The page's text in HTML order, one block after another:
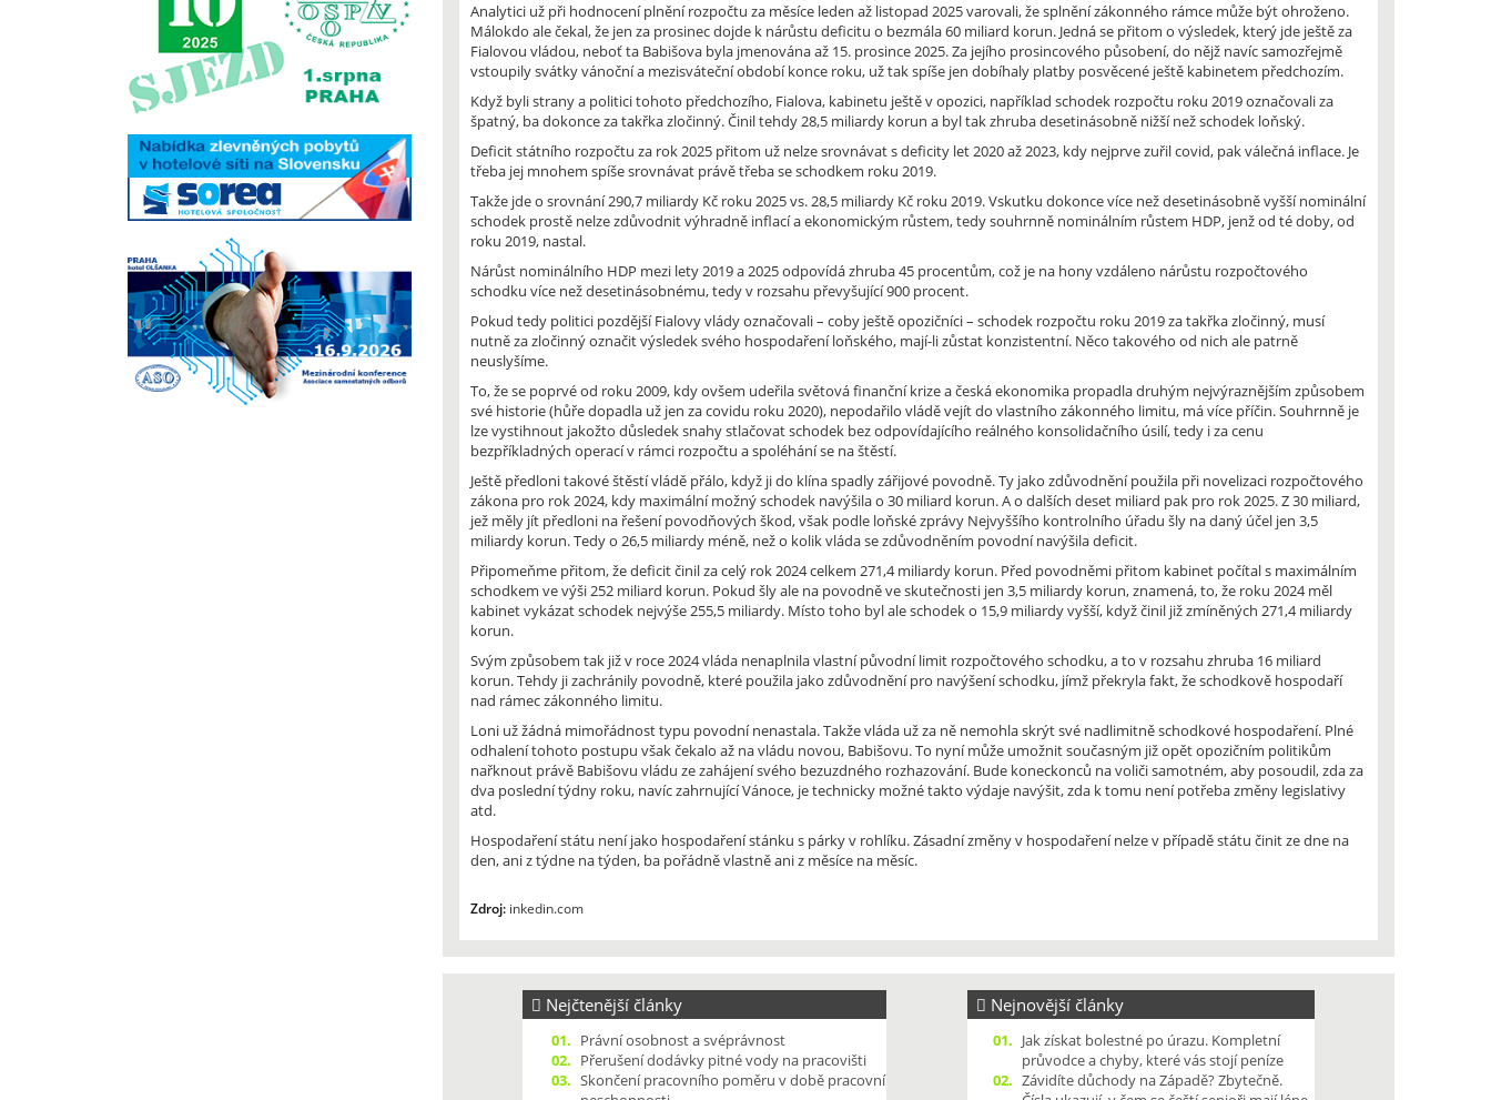
Analytici už při hodnocení plnění rozpočtu za měsíce leden až listopad 2025 varovali, že splnění zákonného rámce může být ohroženo.
Málokdo ale čekal, že jen za prosinec dojde k nárůstu deficitu o bezmála 60 miliard korun. Jedná se přitom o výsledek, který jde ještě za
Fialovou vládou, neboť ta Babišova byla jmenována až 15. prosince 2025. Za jejího prosincového působení, do nějž navíc samozřejmě
vstoupily svátky vánoční a mezisváteční období konce roku, už tak spíše jen dobíhaly platby posvěcené ještě kabinetem předchozím.
Když byli strany a politici tohoto předchozího, Fialova, kabinetu ještě v opozici, například schodek rozpočtu roku 2019 označovali za
špatný, ba dokonce za takřka zločinný. Činil tehdy 28,5 miliardy korun a byl tak zhruba desetinásobně nižší než schodek loňský.
Deficit státního rozpočtu za rok 2025 přitom už nelze srovnávat s deficity let 2020 až 2023, kdy nejprve zuřil covid, pak válečná inflace. Je
třeba jej mnohem spíše srovnávat právě třeba se schodkem roku 2019.
Takže jde o srovnání 290,7 miliardy Kč roku 2025 vs. 28,5 miliardy Kč roku 2019. Vskutku dokonce více než desetinásobně vyšší nominální
schodek prostě nelze zdůvodnit výhradně inflací a ekonomickým růstem, tedy souhrnně nominálním růstem HDP, jenž od té doby, od
roku 2019, nastal.
Nárůst nominálního HDP mezi lety 2019 a 2025 odpovídá zhruba 45 procentům, což je na hony vzdáleno nárůstu rozpočtového
schodku více než desetinásobnému, tedy v rozsahu převyšující 900 procent.
Pokud tedy politici pozdější Fialovy vlády označovali – coby ještě opozičníci – schodek rozpočtu roku 2019 za takřka zločinný, musí
nutně za zločinný označit výsledek svého hospodaření loňského, mají-li zůstat konzistentní. Něco takového od nich ale patrně
neuslyšíme.
To, že se poprvé od roku 2009, kdy ovšem udeřila světová finanční krize a česká ekonomika propadla druhým nejvýraznějším způsobem
své historie (hůře dopadla už jen za covidu roku 2020), nepodařilo vládě vejít do vlastního zákonného limitu, má více příčin. Souhrnně je
lze vystihnout jakožto důsledek snahy stlačovat schodek bez odpovídajícího reálného konsolidačního úsilí, tedy i za cenu
bezpříkladných operací v rámci rozpočtu a spoléhání se na štěstí.
Ještě předloni takové štěstí vládě přálo, když ji do klína spadly zářijové povodně. Ty jako zdůvodnění použila při novelizaci rozpočtového
zákona pro rok 2024, kdy maximální možný schodek navýšila o 30 miliard korun. A o dalších deset miliard pak pro rok 2025. Z 30 miliard,
jež měly jít předloni na řešení povodňových škod, však podle loňské zprávy Nejvyššího kontrolního úřadu šly na daný účel jen 3,5
miliardy korun. Tedy o 26,5 miliardy méně, než o kolik vláda se zdůvodněním povodní navýšila deficit.
Připomeňme přitom, že deficit činil za celý rok 2024 celkem 271,4 miliardy korun. Před povodněmi přitom kabinet počítal s maximálním
schodkem ve výši 252 miliard korun. Pokud šly ale na povodně ve skutečnosti jen 3,5 miliardy korun, znamená, to, že roku 2024 měl
kabinet vykázat schodek nejvýše 255,5 miliardy. Místo toho byl ale schodek o 15,9 miliardy vyšší, když činil již zmíněných 271,4 miliardy
korun.
Svým způsobem tak již v roce 2024 vláda nenaplnila vlastní původní limit rozpočtového schodku, a to v rozsahu zhruba 16 miliard
korun. Tehdy ji zachránily povodně, které použila jako zdůvodnění pro navýšení schodku, jímž překryla fakt, že schodkově hospodaří
nad rámec zákonného limitu.
Loni už žádná mimořádnost typu povodní nenastala. Takže vláda už za ně nemohla skrýt své nadlimitně schodkové hospodaření. Plné
odhalení tohoto postupu však čekalo až na vládu novou, Babišovu. To nyní může umožnit současným již opět opozičním politikům
nařknout právě Babišovu vládu ze zahájení svého bezuzdného rozhazování. Bude koneckonců na voliči samotném, aby posoudil, zda za
dva poslední týdny roku, navíc zahrnující Vánoce, je technicky možné takto výdaje navýšit, zda k tomu není potřeba změny legislativy
atd.
Hospodaření státu není jako hospodaření stánku s párky v rohlíku. Zásadní změny v hospodaření nelze v případě státu činit ze dne na
den, ani z týdne na týden, ba pořádně vlastně ani z měsíce na měsíc.
Zdroj: inkedin.com
Nejčtenější články
01. Právní osobnost a svéprávnost
02. Přerušení dodávky pitné vody na pracovišti
03. Skončení pracovního poměru v době pracovní
Nejnovější články
01. Jak získat bolestné po úrazu. Kompletní
průvodce a chyby, které vás stojí peníze
02. Závidíte důchody na Západě? Zbytečně.